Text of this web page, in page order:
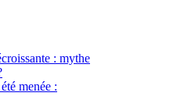
: mythe
menée :